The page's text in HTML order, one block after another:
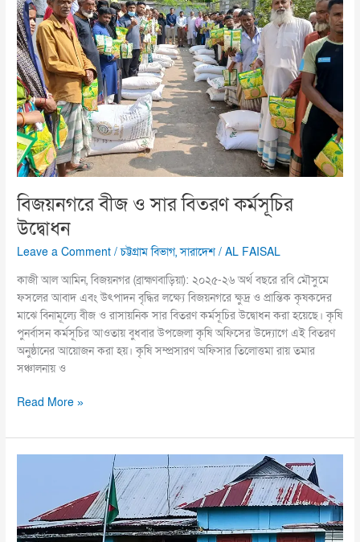
বিজয়নগরে বীজ ও সার বিতরণ কর্মসূচির
উদ্বোধন
Leave a Comment /চট্টগ্রাম বিভাগ,সারাদেশ /AL FAISAL
কাজী আল আমিন, বিজয়নগর (ব্রাহ্মণবাড়িয়া): ২০২৫-২৬ অর্থ বছরে রবি মৌসুমে
ফসলের আবাদ এবং উৎপাদন বৃদ্ধির লক্ষ্যে বিজয়নগরে ক্ষুদ্র ও প্রান্তিক কৃষকদের
মাঝে বিনামূল্যে বীজ ও রাসায়নিক সার বিতরণ কর্মসূচির উদ্বোধন করা হয়েছে। কৃষি
পুনর্বাসন কর্মসূচির আওতায় বুধবার উপজেলা কৃষি অফিসের উদ্যোগে এই বিতরণ
অনুষ্ঠানের আয়োজন করা হয়। কৃষি সম্প্রসারণ অফিসার তিলোত্তমা রায় তমার
সঞ্চালনায় ও
সার
বিতরণ
কর্মসূচির
উদ্বোধন
Read More »
মোহনগঞ্জে
সৎ